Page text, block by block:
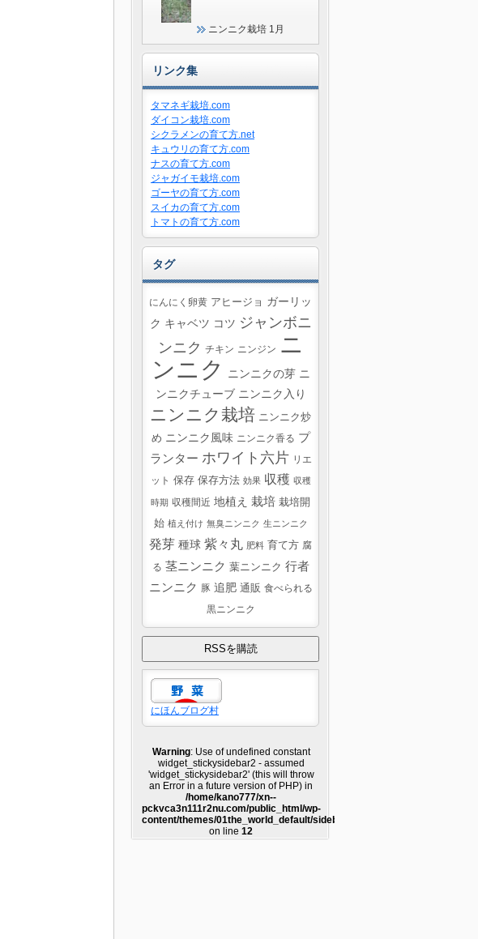
ニンニク栽培 1月
リンク集
タマネギ栽培.com
ダイコン栽培.com
シクラメンの育て方.net
キュウリの育て方.com
ナスの育て方.com
ジャガイモ栽培.com
ゴーヤの育て方.com
スイカの育て方.com
トマトの育て方.com
タグ
にんにく卵黄 アヒージョ ガーリッ
ク キャベツ コツ ジャンボニ
ンニク チキン ニンジン ニ
ンニク
ニンニクの芽 ニ
ンニクチューブ ニンニク入り
ニンニク栽培 ニンニク炒
め ニンニク風味 ニンニク香る プ
ランター ホワイト六片 リエ
ット 保存 保存方法 効果 収穫 収穫
時期 収穫間近 地植え 栽培 栽培開
始 植え付け 無臭ニンニク 生ニンニク
発芽 種球 紫々丸 肥料 育て方 腐
る 茎ニンニク 葉ニンニク 行者
ニンニク
豚 追肥 通販 食べられる
黒ニンニク
にほんブログ村
Warning: Use of undefined constant
widget_stickysidebar2 - assumed
'widget_stickysidebar2' (this will throw
an Error in a future version of PHP) in
/home/kano777/xn--
pckvca3n111r2nu.com/public_html/wp-
content/themes/01the_world_default/sidebar2.php
on line 12